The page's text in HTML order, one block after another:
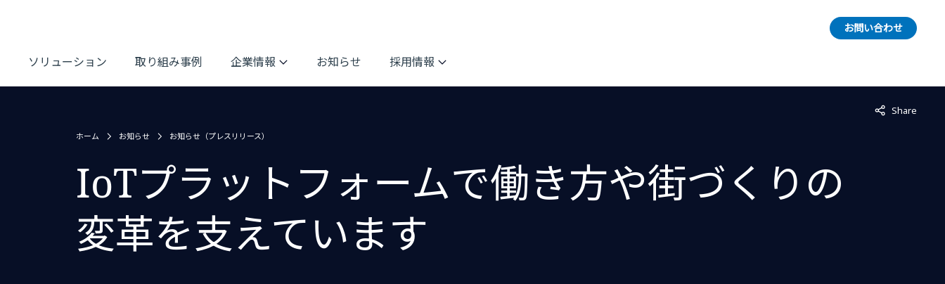
お問い合わせ
ソリューション 取り組み事例 企業情報 お知らせ 採用情報
ホーム お知らせ お知らせ（プレスリリース）
IoTプラットフォームで働き方や街づくりの
変革を支えています
Share
Not displayed